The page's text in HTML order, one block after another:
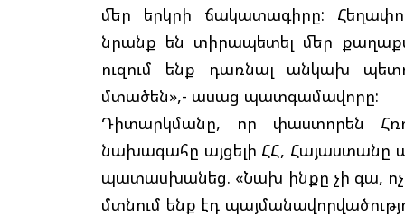
մեր երկրի ճակատագիրը:
նրանք են տիրապետել մեր
ուզում ենք դառնալ անկախ
մտածեն»,- ասաց պատգամավորը:
Դիտարկմանը, որ փաստորեն
նախագահը այցելի ՀՀ, Հայաստանը
պատասխանեց. «Նախ ինքը չի գա, ոչ
մտնում ենք էդ